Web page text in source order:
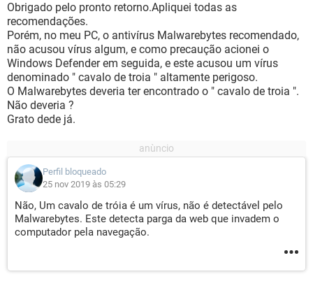
Obrigado pelo pronto retorno.Apliquei todas as
recomendações.
Porém, no meu PC, o antivírus Malwarebytes recomendado,
não acusou vírus algum, e como precaução acionei o
Windows Defender em seguida, e este acusou um vírus
denominado " cavalo de troia " altamente perigoso.
O Malwarebytes deveria ter encontrado o " cavalo de troia ".
Não deveria ?
Grato dede já.
Perfil bloqueado
25 nov 2019 às 05:29
Não, Um cavalo de tróia é um vírus, não é detectável pelo
Malwarebytes. Este detecta parga da web que invadem o
computador pela navegação.